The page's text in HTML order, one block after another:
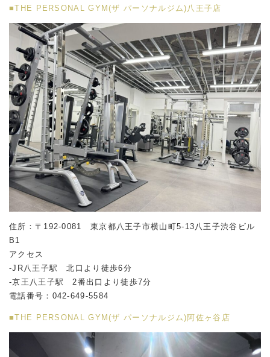
■THE PERSONAL GYM(ザ パーソナルジム)八王子店
住所：〒192-0081 東京都八王子市横山町5-13八王子渋谷ビル
B1
アクセス
-JR八王子駅 北口より徒歩6分
-京王八王子駅 2番出口より徒歩7分
電話番号：042-649-5584
■THE PERSONAL GYM(ザ パーソナルジム)阿佐ヶ谷店